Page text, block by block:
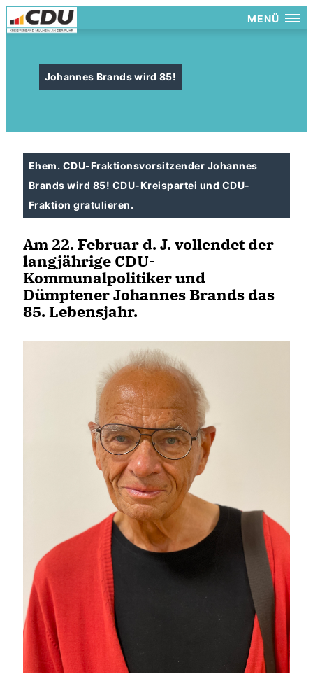
MENÜ
Johannes Brands wird 85!
Ehem. CDU-Fraktionsvorsitzender Johannes
Brands wird 85! CDU-Kreispartei und CDU-
Fraktion gratulieren.
Am 22. Februar d. J. vollendet der
langjährige CDU-
Kommunalpolitiker und
Dümptener Johannes Brands das
85. Lebensjahr.